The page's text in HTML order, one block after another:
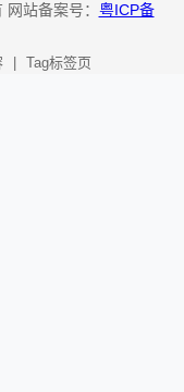
站备案号： 粤ICP备
Tag标签页